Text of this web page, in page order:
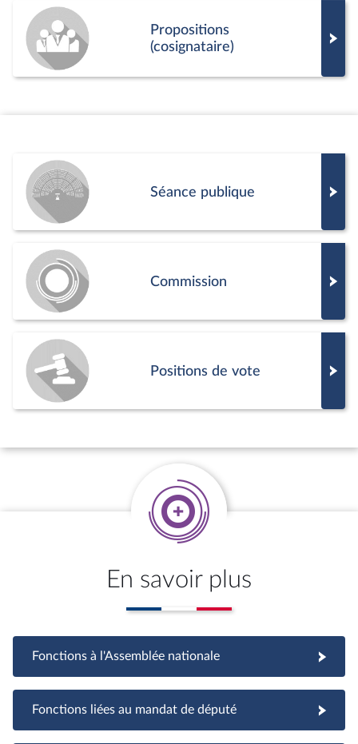
Propositions
(cosignataire)
Séance publique
Commission
Positions de vote
En savoir plus
Fonctions à l'Assemblée nationale
Fonctions à l'Assemblée nationale
Fonctions liées au mandat de député
Fonctions liées au mandat de député